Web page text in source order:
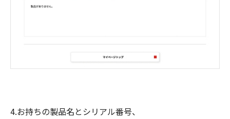
4.お持ちの製品名とシリアル番号、